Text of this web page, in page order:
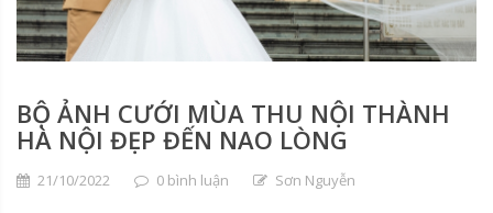
BỘ ẢNH CƯỚI MÙA THU NỘI THÀNH
HÀ NỘI ĐẸP ĐẾN NAO LÒNG
21/10/2022 0 bình luận Sơn Nguyễn